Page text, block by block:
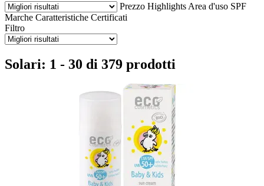
Prezzo Highlights Area d'uso SPF
Marche Caratteristiche Certificati
Filtro
Solari: 1 - 30 di 379 prodotti